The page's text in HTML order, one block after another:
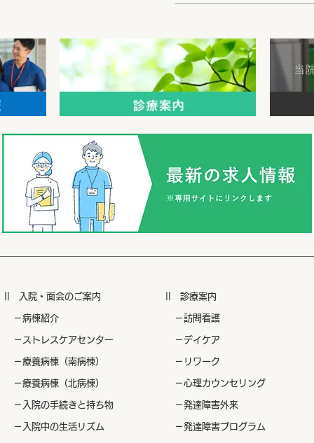
|| ​入院・面会のご案内
​ －病棟紹介
​ －ストレスケアセンター
​ －療養病棟（南病棟）
​ －療養病棟（北病棟）
​ －入院の手続きと持ち物
​ －入院中の生活リズム
|| ​診療案内
​ －訪問看護
​ －デイケア
​ －リワーク
​ －心理カウンセリング
​ －発達障害外来
​ －発達障害プログラム